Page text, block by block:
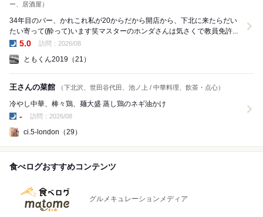
ー、居酒屋）
34年目のバー、かれこれ私が20からだから開店から、下北に来たらだい
たい寄って(酔って)います笑マスターのホンダさんは気さくで教員免許...
5.0 訪問：2026/08
ともくん2019（21）
王さんの菜館 （下北沢、世田谷代田、池ノ上 / 中華料理、飲茶・点心）
冷やし中華、棒々鶏、麺大盛 蒸し鶏のネギ油かけ
- 訪問：2026/08
ci.5-london（29）
食べログおすすめコンテンツ
グルメキュレーションメディア